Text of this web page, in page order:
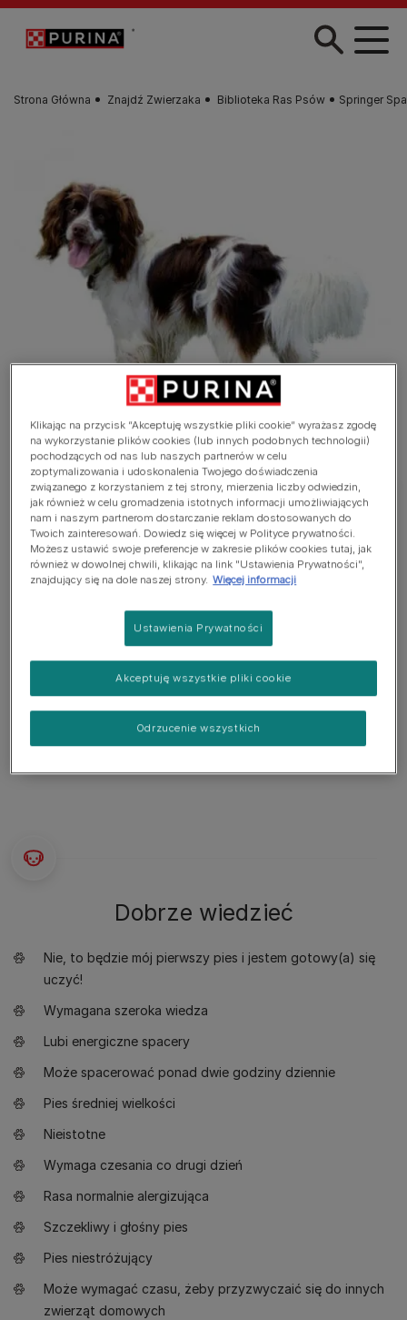
Przejdź do treści
Strona Główna Znajdź Zwierzaka Biblioteka Ras Psów Springer
Springer Spaniel Angielski
Springer spaniel angielski to średniej wielkości pies
myśliwski z długimi uszami. Jest czujny, życzliwy i
ufny. Ma prostą sierść średniej długości, z piórami.
Maść może być czarno-biała, biało-wątrobiana,
każdy wariant maści może też być podpalany.
Dorosły springer angielski ma ok. 51 cm wysokości
Dobrze wiedzieć
Nie, to będzie mój pierwszy pies i jestem gotowy(a) się
uczyć!
Wymagana szeroka wiedza
Lubi energiczne spacery
Może spacerować ponad dwie godziny dziennie
Pies średniej wielkości
Nieistotne
Wymaga czesania co drugi dzień
Rasa normalnie alergizująca
Szczekliwy i głośny pies
Pies niestróżujący
Może wymagać czasu, żeby przyzwyczaić się do innych
zwierząt domowych
Klikając na przycisk “Akceptuję wszystkie pliki cookie” wyrażasz zgodę
na wykorzystanie plików cookies (lub innych podobnych technologii)
pochodzących od nas lub naszych partnerów w celu
zoptymalizowania i udoskonalenia Twojego doświadczenia
związanego z korzystaniem z tej strony, mierzenia liczby odwiedzin,
jak również w celu gromadzenia istotnych informacji umożliwiających
nam i naszym partnerom dostarczanie reklam dostosowanych do
Twoich zainteresowań. Dowiedz się więcej w Polityce prywatności.
Możesz ustawić swoje preferencje w zakresie plików cookies tutaj, jak
również w dowolnej chwili, klikając na link "Ustawienia Prywatności",
znajdujący się na dole naszej strony. Więcej informacji
Ustawienia Prywatności
Odrzucenie wszystkich
Akceptuję wszystkie pliki cookie